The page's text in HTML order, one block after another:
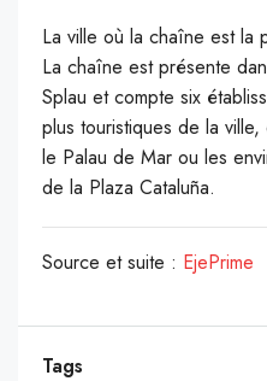
La ville où la chaîne est la
La chaîne est présente
Splau et compte six
plus touristiques de la ville,
le Palau de Mar ou les
de la Plaza Cataluña.
Source et suite : EjePrime
Tags